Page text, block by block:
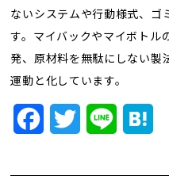
支援実績
トレン
社長ブロ
ないシステムや行動様式、ゴ
す。マイバックやマイボトル
発、原材料を無駄にしない製
運動と化しています。
FacebookTwitter Line